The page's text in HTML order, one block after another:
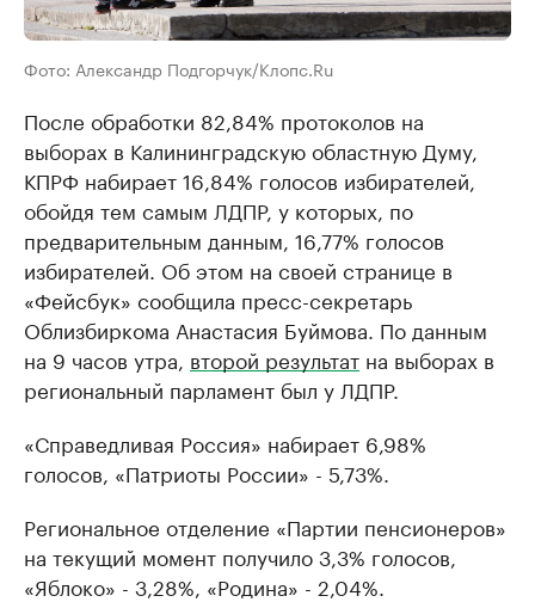
Фото: Александр Подгорчук/Клопс.Ru
После обработки 82,84% протоколов на
выборах в Калининградскую областную Думу,
КПРФ набирает 16,84% голосов избирателей,
обойдя тем самым ЛДПР, у которых, по
предварительным данным, 16,77% голосов
избирателей. Об этом на своей странице в
«Фейсбук» сообщила пресс-секретарь
Облизбиркома Анастасия Буймова. По данным
на 9 часов утра, второй результат на выборах в
региональный парламент был у ЛДПР.
«Справедливая Россия» набирает 6,98%
голосов, «Патриоты России» - 5,73%.
Региональное отделение «Партии пенсионеров»
на текущий момент получило 3,3% голосов,
«Яблоко» - 3,28%, «Родина» - 2,04%.